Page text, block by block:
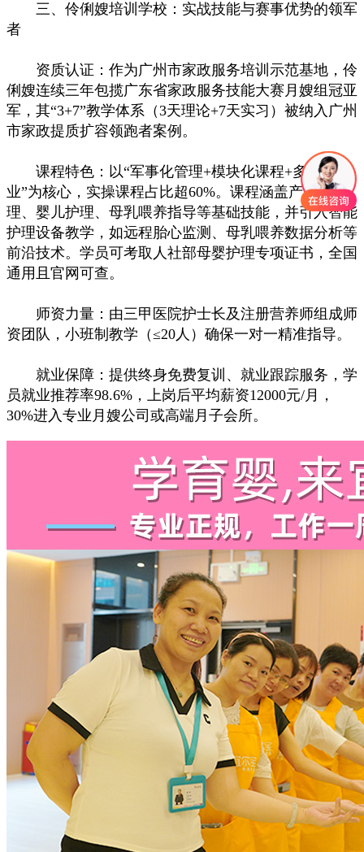
三、伶俐嫂培训学校：实战技能与赛事优势的领军
者
资质认证：作为广州市家政服务培训示范基地，伶
俐嫂连续三年包揽广东省家政服务技能大赛月嫂组冠亚
军，其“3+7”教学体系（3天理论+7天实习）被纳入广州
市家政提质扩容领跑者案例。
课程特色：以“军事化管理+模块化课程+多渠道就
业”为核心，实操课程占比超60%。课程涵盖产后护
理、婴儿护理、母乳喂养指导等基础技能，并引入智能
护理设备教学，如远程胎心监测、母乳喂养数据分析等
前沿技术。学员可考取人社部母婴护理专项证书，全国
通用且官网可查。
师资力量：由三甲医院护士长及注册营养师组成师
资团队，小班制教学（≤20人）确保一对一精准指导。
就业保障：提供终身免费复训、就业跟踪服务，学
员就业推荐率98.6%，上岗后平均薪资12000元/月，
30%进入专业月嫂公司或高端月子会所。